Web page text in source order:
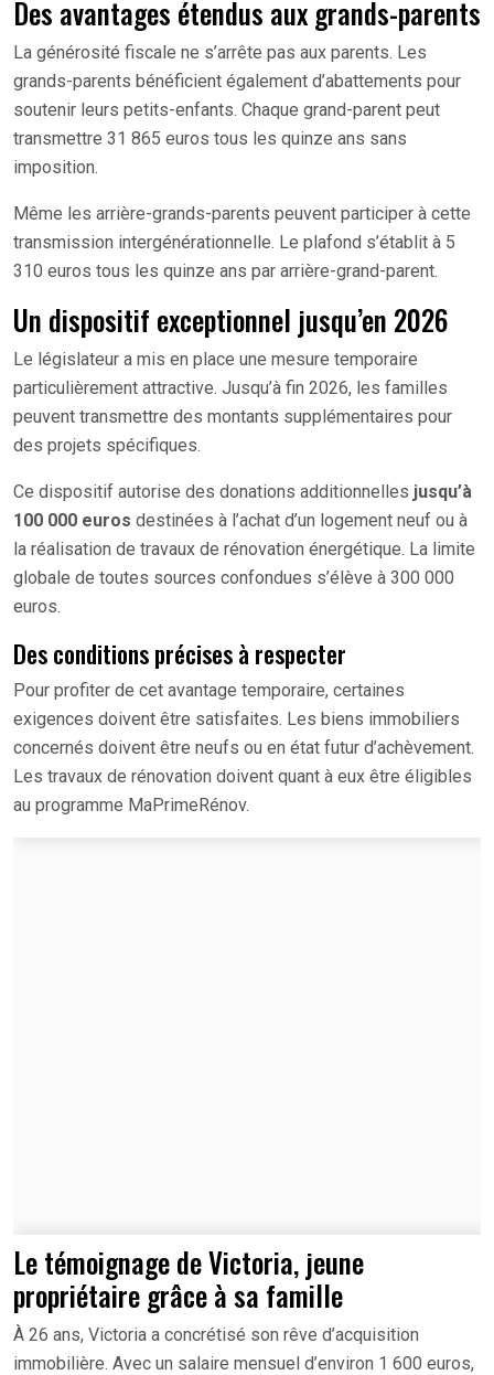
Des avantages étendus aux grands-parents
La générosité fiscale ne s’arrête pas aux parents. Les
grands-parents bénéficient également d’abattements pour
soutenir leurs petits-enfants. Chaque grand-parent peut
transmettre 31 865 euros tous les quinze ans sans
imposition.
Même les arrière-grands-parents peuvent participer à cette
transmission intergénérationnelle. Le plafond s’établit à 5
310 euros tous les quinze ans par arrière-grand-parent.
Un dispositif exceptionnel jusqu’en 2026
Le législateur a mis en place une mesure temporaire
particulièrement attractive. Jusqu’à fin 2026, les familles
peuvent transmettre des montants supplémentaires pour
des projets spécifiques.
Ce dispositif autorise des donations additionnelles jusqu’à
100 000 euros destinées à l’achat d’un logement neuf ou à
la réalisation de travaux de rénovation énergétique. La limite
globale de toutes sources confondues s’élève à 300 000
euros.
Des conditions précises à respecter
Pour profiter de cet avantage temporaire, certaines
exigences doivent être satisfaites. Les biens immobiliers
concernés doivent être neufs ou en état futur d’achèvement.
Les travaux de rénovation doivent quant à eux être éligibles
au programme MaPrimeRénov.
Le témoignage de Victoria, jeune
propriétaire grâce à sa famille
À 26 ans, Victoria a concrétisé son rêve d’acquisition
immobilière. Avec un salaire mensuel d’environ 1 600 euros,